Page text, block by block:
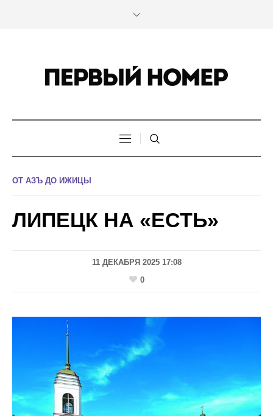
ОТ АЗЪ ДО ИЖИЦЫ
ЛИПЕЦК НА «ЕСТЬ»
11 ДЕКАБРЯ 2025 17:08
0